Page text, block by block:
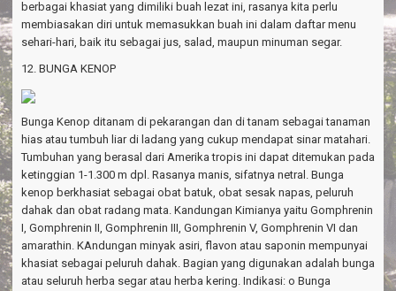
berbagai khasiat yang dimiliki buah lezat ini, rasanya kita perlu
membiasakan diri untuk memasukkan buah ini dalam daftar menu
sehari-hari, baik itu sebagai jus, salad, maupun minuman segar.
12. BUNGA KENOP
Bunga Kenop ditanam di pekarangan dan di tanam sebagai tanaman
hias atau tumbuh liar di ladang yang cukup mendapat sinar matahari.
Tumbuhan yang berasal dari Amerika tropis ini dapat ditemukan pada
ketinggian 1-1.300 m dpl. Rasanya manis, sifatnya netral. Bunga
kenop berkhasiat sebagai obat batuk, obat sesak napas, peluruh
dahak dan obat radang mata. Kandungan Kimianya yaitu Gomphrenin
I, Gomphrenin II, Gomphrenin III, Gomphrenin V, Gomphrenin VI dan
amarathin. KAndungan minyak asiri, flavon atau saponin mempunyai
khasiat sebagai peluruh dahak. Bagian yang digunakan adalah bunga
atau seluruh herba segar atau herba kering. Indikasi: o Bunga